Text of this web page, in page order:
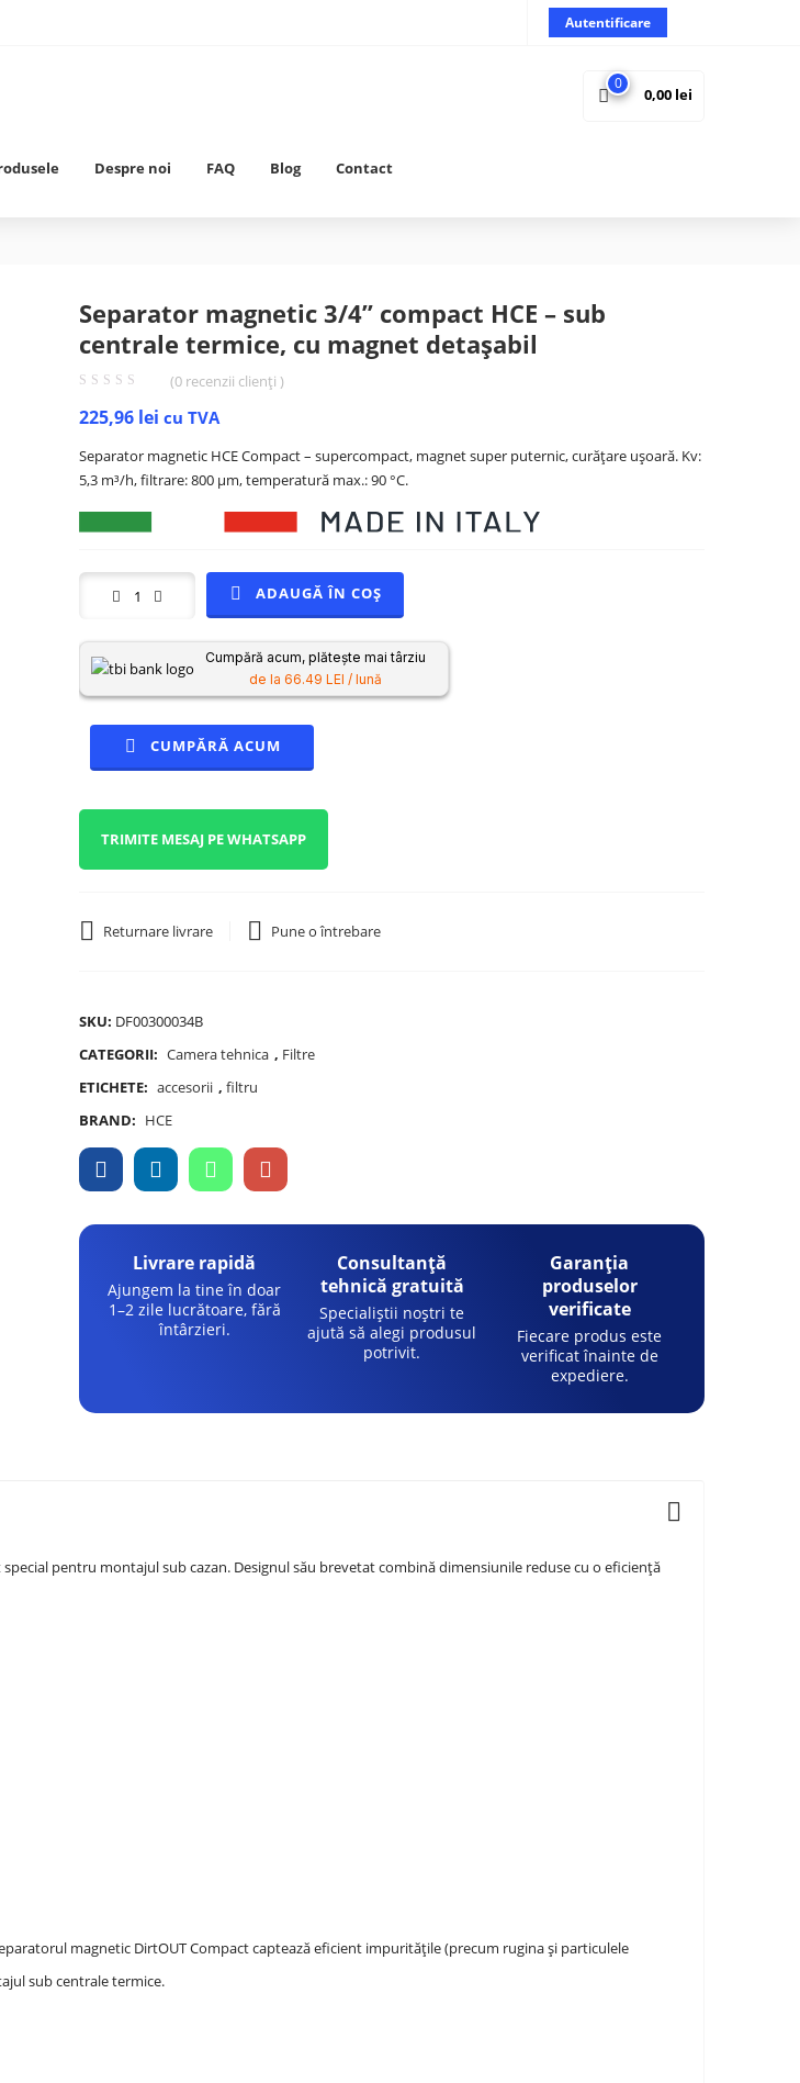
Autentificare
0
0,00 lei
Despre noi FAQ Blog Contact
Separator magnetic 3/4” compact HCE – sub
centrale termice, cu magnet detașabil
(0 recenzii clienți )
225,96 lei cu TVA
Separator magnetic HCE Compact – supercompact, magnet super puternic, curățare ușoară. Kv:
5,3 m³/h, filtrare: 800 µm, temperatură max.: 90 °C.
ADAUGĂ ÎN COȘ
Cumpără acum, plătește mai târziu
de la 66.49 LEI / lună
CUMPĂRĂ ACUM
TRIMITE MESAJ PE WHATSAPP
Returnare livrare Pune o întrebare
SKU: DF00300034B
CATEGORII: Camera tehnica , Filtre
ETICHETE: accesorii , filtru
BRAND: HCE
Livrare rapidă
Ajungem la tine în doar
1–2 zile lucrătoare, fără
întârzieri.
Consultanță
tehnică gratuită
Specialiștii noștri te
ajută să alegi produsul
potrivit.
Garanția
produselor
verificate
Fiecare produs este
verificat înainte de
expediere.
pentru montajul sub cazan. Designul său brevetat combină dimensiunile reduse cu o eficiență
magnetic DirtOUT Compact captează eficient impuritățile (precum rugina și particulele
sub centrale termice.